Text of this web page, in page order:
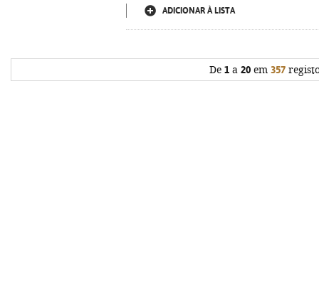
ADICIONAR À LISTA
De 1 a 20 em 357